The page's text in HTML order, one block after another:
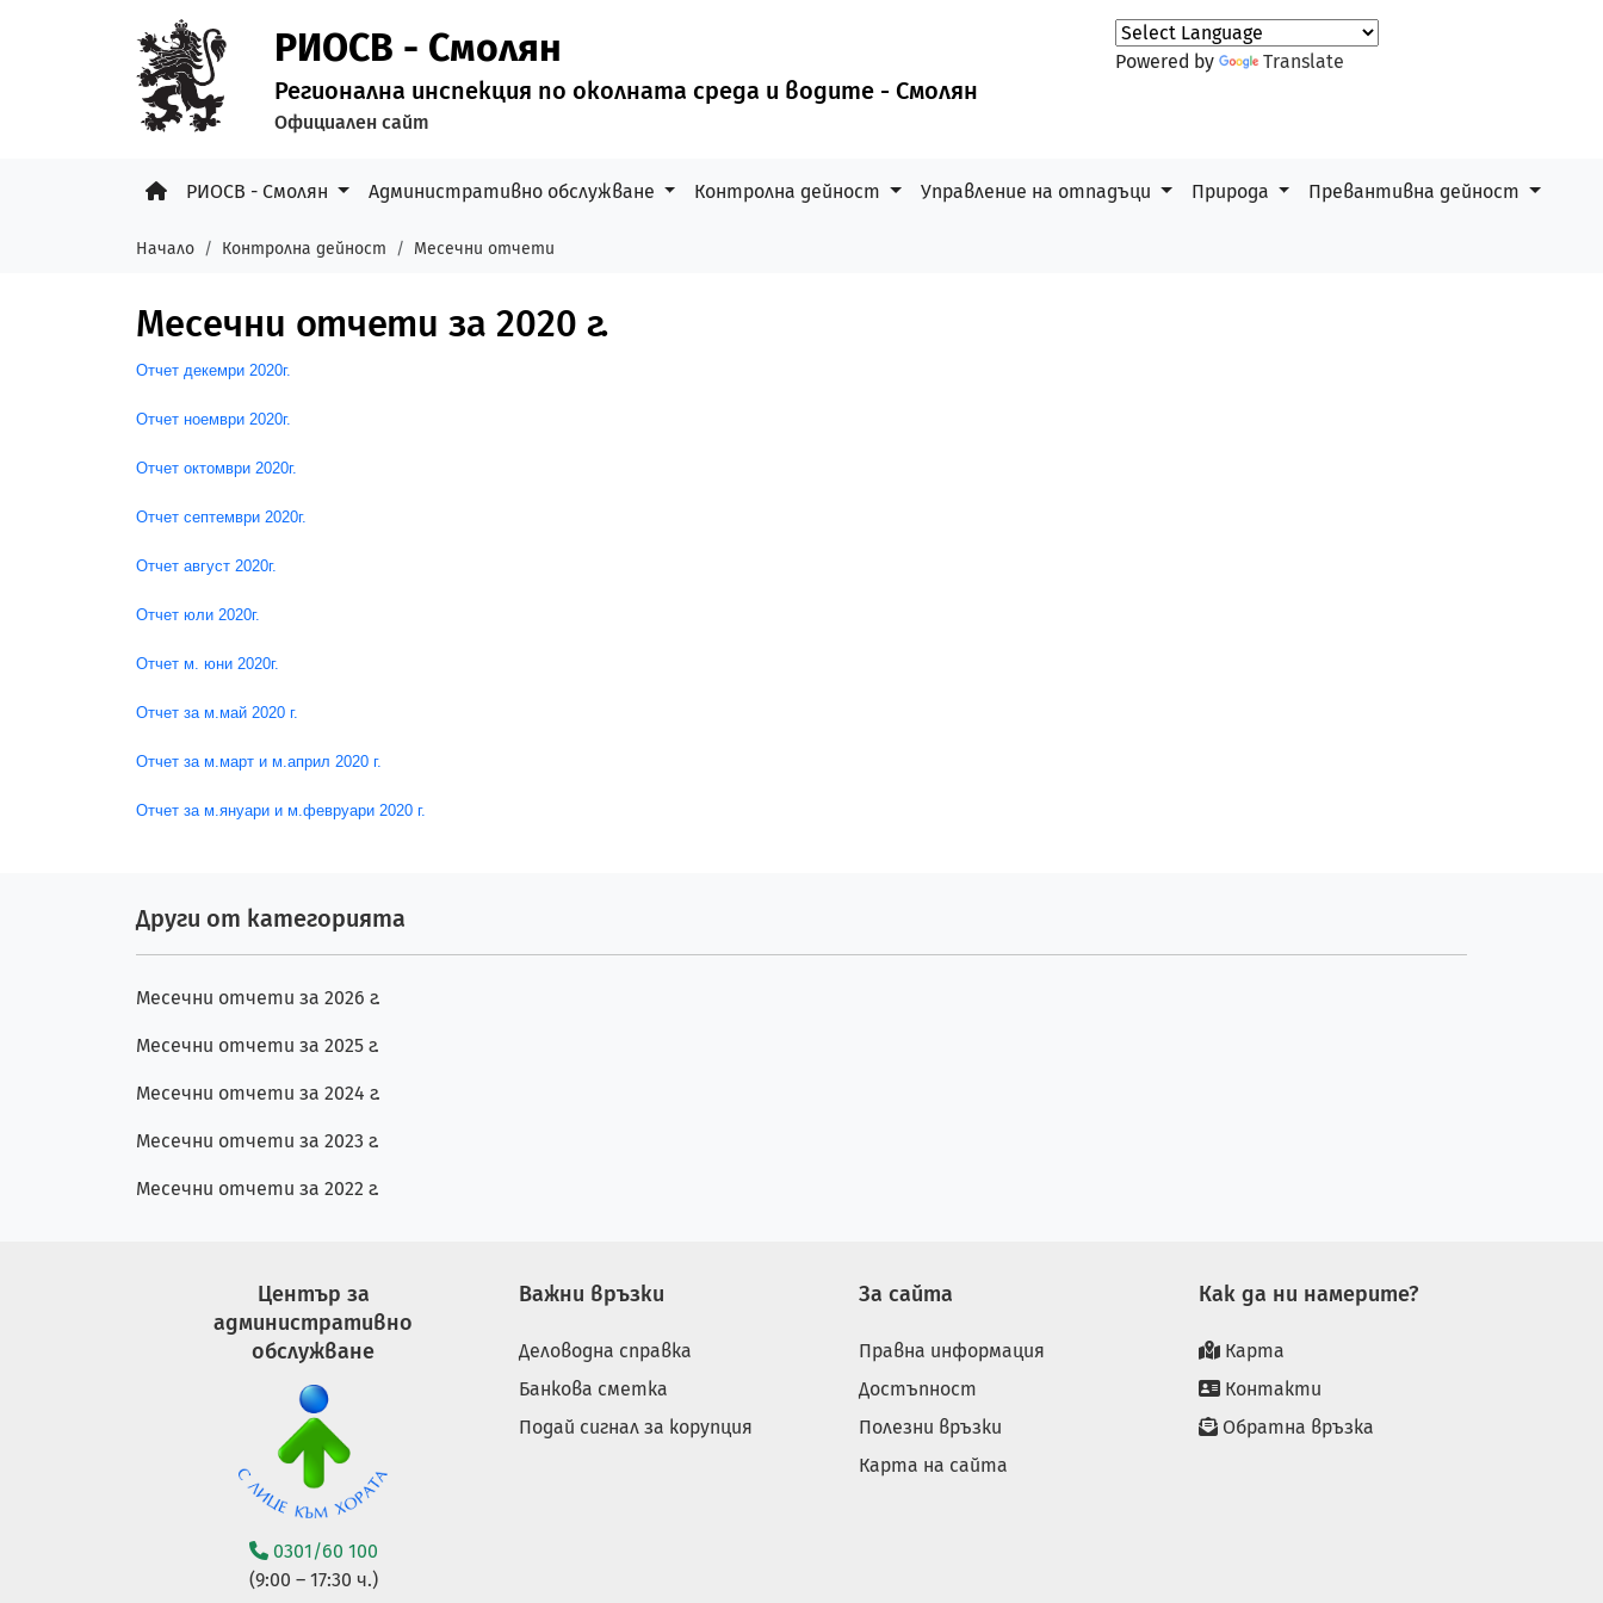
Powered by Translate
РИОСВ - Смолян
Регионална инспекция по околната среда и водите - Смолян
Официален сайт
РИОСВ - Смолян Административно обслужване Контролна дейност Управление на отпадъци Природа Превантивна дейност
Начало Контролна дейност Месечни отчети
Месечни отчети за 2020 г.
Отчет декемри 2020г.
Отчет ноември 2020г.
Отчет октомври 2020г.
Отчет септември 2020г.
Отчет август 2020г.
Отчет юли 2020г.
Отчет м. юни 2020г.
Отчет за м.май 2020 г.
Отчет за м.март и м.април 2020 г.
Отчет за м.януари и м.февруари 2020 г.
Други от категорията
Месечни отчети за 2026 г.
Месечни отчети за 2025 г.
Месечни отчети за 2024 г.
Месечни отчети за 2023 г.
Месечни отчети за 2022 г.
Център за
административно
обслужване
0301/60 100
(9:00 – 17:30 ч.)
Важни връзки
Деловодна справка
Банкова сметка
Подай сигнал за корупция
За сайта
Правна информация
Достъпност
Полезни връзки
Карта на сайта
Как да ни намерите?
Карта
Контакти
Обратна връзка